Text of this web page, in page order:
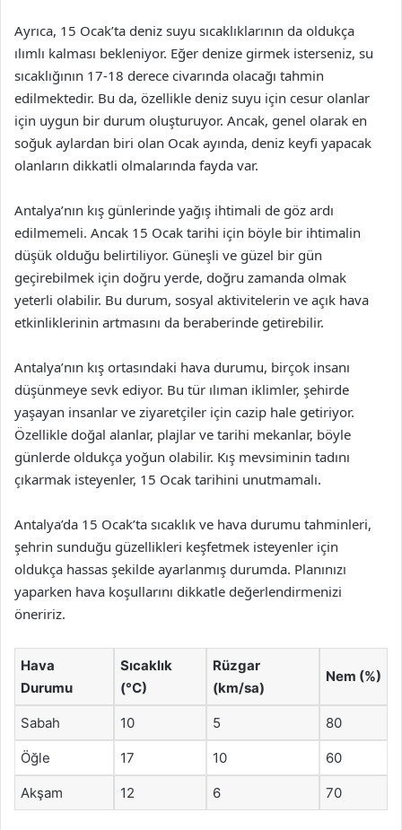
Ayrıca, 15 Ocak’ta deniz suyu sıcaklıklarının da oldukça
ılımlı kalması bekleniyor. Eğer denize girmek isterseniz, su
sıcaklığının 17-18 derece civarında olacağı tahmin
edilmektedir. Bu da, özellikle deniz suyu için cesur olanlar
için uygun bir durum oluşturuyor. Ancak, genel olarak en
soğuk aylardan biri olan Ocak ayında, deniz keyfi yapacak
olanların dikkatli olmalarında fayda var.
Antalya’nın kış günlerinde yağış ihtimali de göz ardı
edilmemeli. Ancak 15 Ocak tarihi için böyle bir ihtimalin
düşük olduğu belirtiliyor. Güneşli ve güzel bir gün
geçirebilmek için doğru yerde, doğru zamanda olmak
yeterli olabilir. Bu durum, sosyal aktivitelerin ve açık hava
etkinliklerinin artmasını da beraberinde getirebilir.
Antalya’nın kış ortasındaki hava durumu, birçok insanı
düşünmeye sevk ediyor. Bu tür ılıman iklimler, şehirde
yaşayan insanlar ve ziyaretçiler için cazip hale getiriyor.
Özellikle doğal alanlar, plajlar ve tarihi mekanlar, böyle
günlerde oldukça yoğun olabilir. Kış mevsiminin tadını
çıkarmak isteyenler, 15 Ocak tarihini unutmamalı.
Antalya’da 15 Ocak’ta sıcaklık ve hava durumu tahminleri,
şehrin sunduğu güzellikleri keşfetmek isteyenler için
oldukça hassas şekilde ayarlanmış durumda. Planınızı
yaparken hava koşullarını dikkatle değerlendirmenizi
öneririz.
Hava
Durumu
Sıcaklık
(°C)
Rüzgar
(km/sa)
Nem (%)
Sabah 10 5 80
Öğle 17 10 60
Akşam 12 6 70